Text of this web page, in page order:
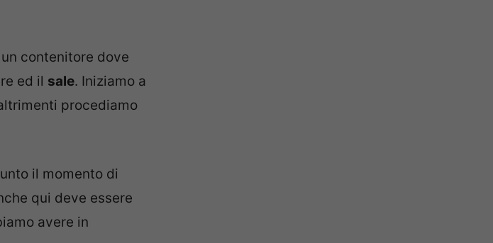
contenitore dove
ed il sale. Iniziamo a
procediamo
il momento di
qui deve essere
avere in